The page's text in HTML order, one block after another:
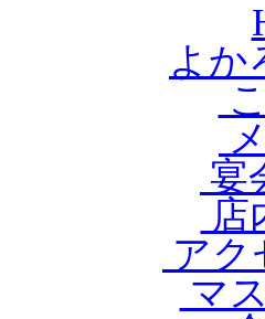
よか
宴
店
ア
マ